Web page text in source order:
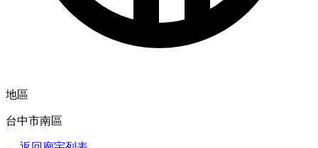
地區
台中市南區